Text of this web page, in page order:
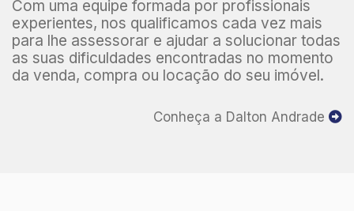
Com uma equipe formada por profissionais
experientes, nos qualificamos cada vez mais
para lhe assessorar e ajudar a solucionar todas
as suas dificuldades encontradas no momento
da venda, compra ou locação do seu imóvel.
Conheça a Dalton Andrade